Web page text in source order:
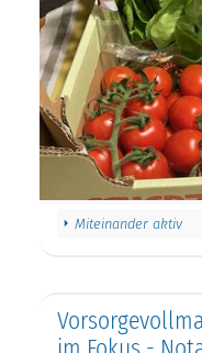
Miteinander aktiv